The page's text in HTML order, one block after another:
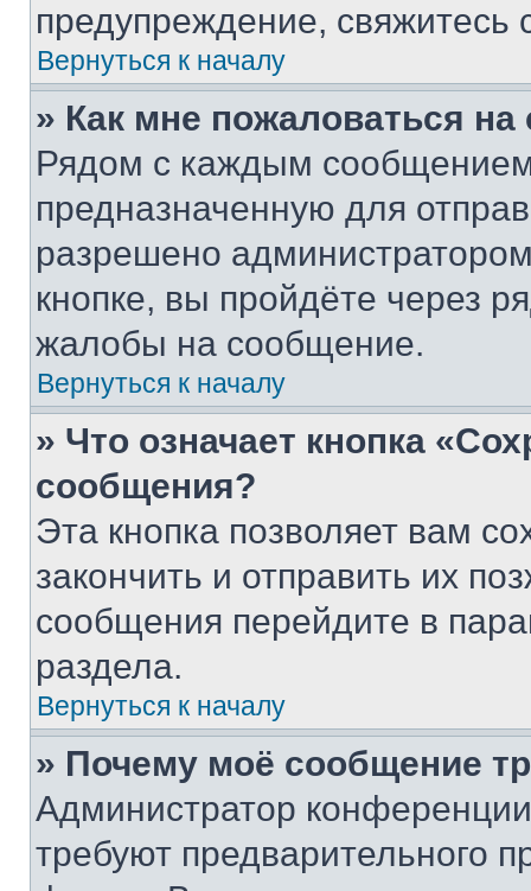
предупреждение,
Вернуться к началу
» Как мне пожаловаться
Рядом с каждым сообщением
предназначенную для
разрешено
кнопке, вы пройдёте через
жалобы на сообщение.
Вернуться к началу
» Что означает кнопка
сообщения?
Эта кнопка позволяет вам
закончить и отправить их
сообщения перейдите в
раздела.
Вернуться к началу
» Почему моё сообщение
Администратор
требуют предварительного